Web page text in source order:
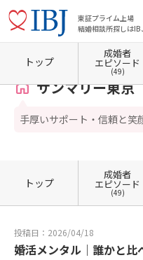
東証プライム上場
結婚相談所探しは
ホーム 東京都の結婚相談所 東京都
サンマリー東京
手厚いサポート・信頼と笑
トップ
成婚者
エピソード
(49)
トップ
成婚者
エピソード
(49)
投稿日：2026/04/18
婚活メンタル｜誰かと比